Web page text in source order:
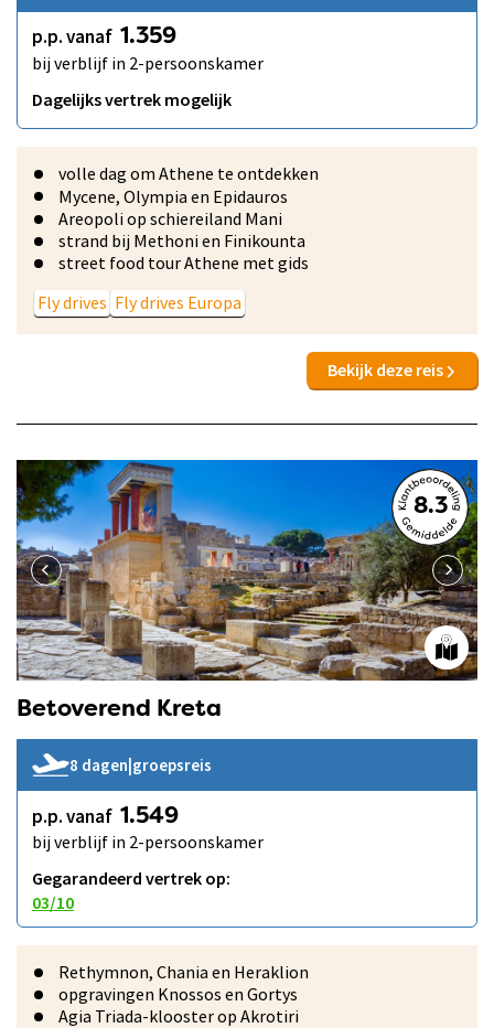
p.p. vanaf 1.359
bij verblijf in 2-persoonskamer
Dagelijks vertrek mogelijk
volle dag om Athene te ontdekken
Mycene, Olympia en Epidauros
Areopoli op schiereiland Mani
strand bij Methoni en Finikounta
street food tour Athene met gids
Fly drives Fly drives Europa
Bekijk deze reis
8.3
Betoverend Kreta
8 dagen|groepsreis
p.p. vanaf 1.549
bij verblijf in 2-persoonskamer
Gegarandeerd vertrek op:
03/10
Rethymnon, Chania en Heraklion
opgravingen Knossos en Gortys
Agia Triada-klooster op Akrotiri